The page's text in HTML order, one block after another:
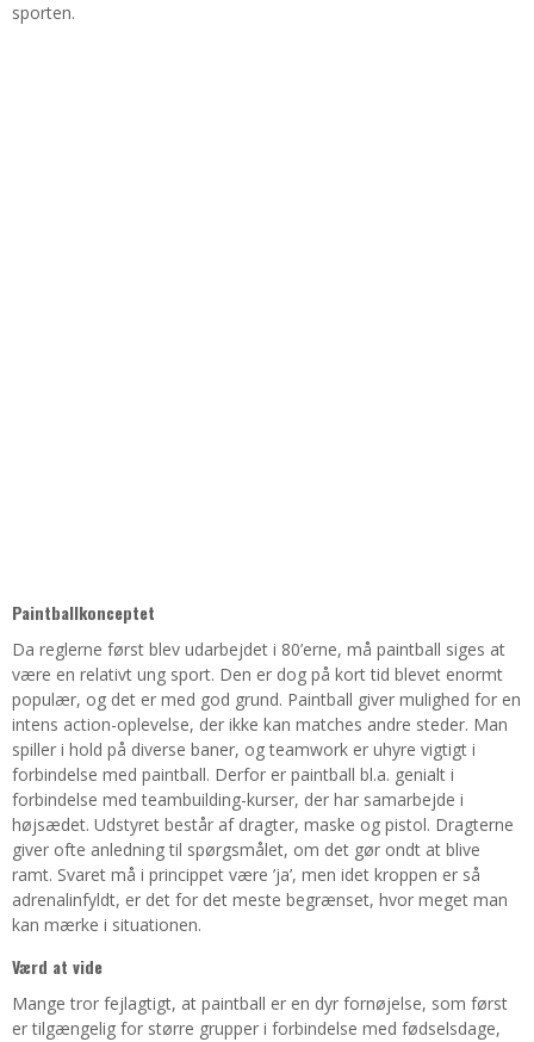
sporten.
Paintballkonceptet
Da reglerne først blev udarbejdet i 80’erne, må paintball siges at
være en relativt ung sport. Den er dog på kort tid blevet enormt
populær, og det er med god grund. Paintball giver mulighed for en
intens action-oplevelse, der ikke kan matches andre steder. Man
spiller i hold på diverse baner, og teamwork er uhyre vigtigt i
forbindelse med paintball. Derfor er paintball bl.a. genialt i
forbindelse med teambuilding-kurser, der har samarbejde i
højsædet. Udstyret består af dragter, maske og pistol. Dragterne
giver ofte anledning til spørgsmålet, om det gør ondt at blive
ramt. Svaret må i princippet være ’ja’, men idet kroppen er så
adrenalinfyldt, er det for det meste begrænset, hvor meget man
kan mærke i situationen.
Værd at vide
Mange tror fejlagtigt, at paintball er en dyr fornøjelse, som først
er tilgængelig for større grupper i forbindelse med fødselsdage,